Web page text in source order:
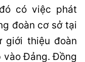
có việc phát
đoàn cơ sở tại
giới thiệu đoàn
vào Đảng. Đồng